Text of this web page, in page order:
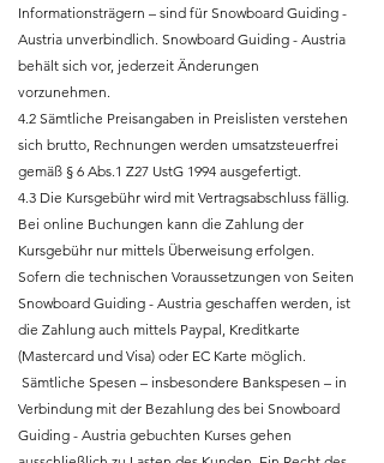
Informationsträgern – sind für Snowboard Guiding -
Austria unverbindlich. Snowboard Guiding - Austria
behält sich vor, jederzeit Änderungen
vorzunehmen.
4.2 Sämtliche Preisangaben in Preislisten verstehen
sich brutto, Rechnungen werden umsatzsteuerfrei
gemäß § 6 Abs.1 Z27 UstG 1994 ausgefertigt.
4.3 Die Kursgebühr wird mit Vertragsabschluss fällig.
Bei online Buchungen kann die Zahlung der
Kursgebühr nur mittels Überweisung erfolgen.
Sofern die technischen Voraussetzungen von Seiten
Snowboard Guiding - Austria geschaffen werden, ist
die Zahlung auch mittels Paypal, Kreditkarte
(Mastercard und Visa) oder EC Karte möglich.
Sämtliche Spesen – insbesondere Bankspesen – in
Verbindung mit der Bezahlung des bei Snowboard
Guiding - Austria gebuchten Kurses gehen